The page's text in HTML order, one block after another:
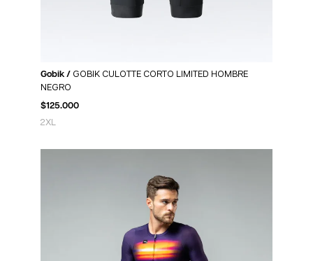
Gobik / GOBIK CULOTTE CORTO LIMITED HOMBRE
NEGRO
$125.000
2XL